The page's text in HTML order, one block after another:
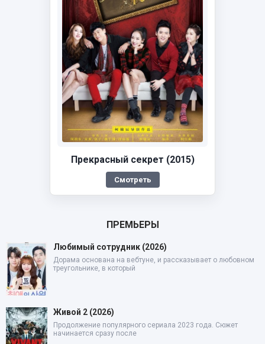
Прекрасный секрет (2015)
Смотреть
ПРЕМЬЕРЫ
Любимый сотрудник (2026)
Дорама основана на вебтуне, и рассказывает о любовном
треугольнике, в который
Живой 2 (2026)
Продолжение популярного сериала 2023 года. Сюжет
начинается сразу после